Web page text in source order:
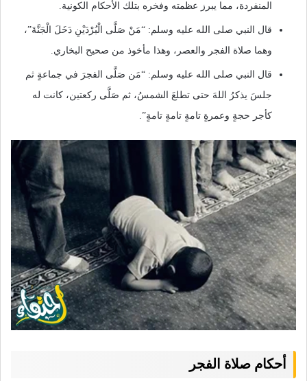
المنفردة، مما يبرز عظمته وفخره بتلك الأحكام الكونية.
قال النبي صلى الله عليه وسلم: “مَنْ صَلَّى الْبُرْدَيْنِ دَخَلَ الْجَنَّةَ”،
وهما صلاة الفجر والعصر، وهذا مأخوذ من صحيح البخاري.
قال النبي صلى الله عليه وسلم: “مَن صَلَّى الفجرَ في جماعةٍ ثم
جلسَ يذكرُ اللهَ حتى تطلعَ الشمسُ، ثم صَلَّى ركعتين، كانت له
كأجر حجةٍ وعمرةٍ تامةٍ تامةٍ تامةٍ”.
أحكام صلاة الفجر